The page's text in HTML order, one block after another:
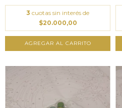
3 cuotas sin interés de
$20.000,00